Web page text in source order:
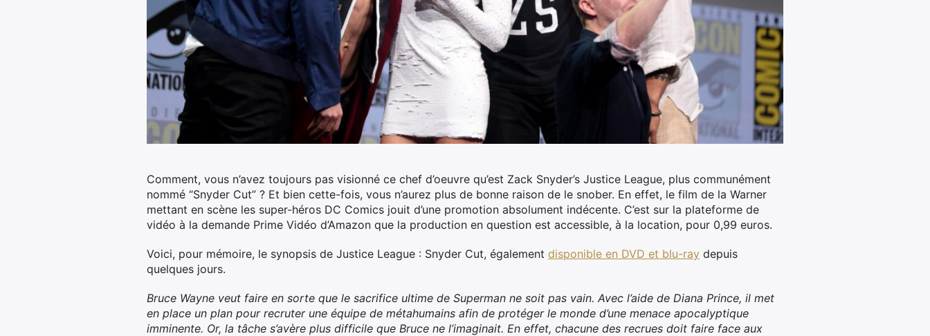
Comment, vous n’avez toujours pas visionné ce chef d’oeuvre qu’est Zack Snyder’s Justice League, plus communément
nommé “Snyder Cut” ? Et bien cette-fois, vous n’aurez plus de bonne raison de le snober. En effet, le film de la Warner
mettant en scène les super-héros DC Comics jouit d’une promotion absolument indécente. C’est sur la plateforme de
vidéo à la demande Prime Vidéo d’Amazon que la production en question est accessible, à la location, pour 0,99 euros.
Voici, pour mémoire, le synopsis de Justice League : Snyder Cut, également disponible en DVD et blu-ray depuis
quelques jours.
Bruce Wayne veut faire en sorte que le sacrifice ultime de Superman ne soit pas vain. Avec l’aide de Diana Prince, il met
en place un plan pour recruter une équipe de métahumains afin de protéger le monde d’une menace apocalyptique
imminente. Or, la tâche s’avère plus difficile que Bruce ne l’imaginait. En effet, chacune des recrues doit faire face aux